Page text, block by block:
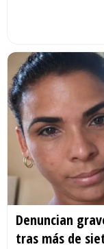
Denuncian
tras más de